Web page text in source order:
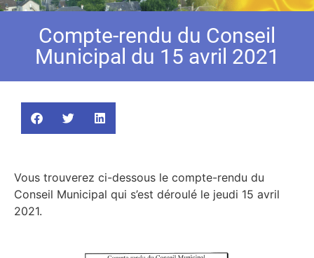
Compte-rendu du Conseil
Municipal du 15 avril 2021
Vous trouverez ci-dessous le compte-rendu du
Conseil Municipal qui s’est déroulé le jeudi 15 avril
2021.